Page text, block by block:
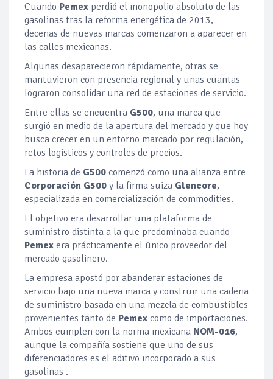
Cuando Pemex perdió el monopolio absoluto de las
gasolinas tras la reforma energética de 2013,
decenas de nuevas marcas comenzaron a aparecer en
las calles mexicanas.
Algunas desaparecieron rápidamente, otras se
mantuvieron con presencia regional y unas cuantas
lograron consolidar una red de estaciones de servicio.
Entre ellas se encuentra G500, una marca que
surgió en medio de la apertura del mercado y que hoy
busca crecer en un entorno marcado por regulación,
retos logísticos y controles de precios.
La historia de G500 comenzó como una alianza entre
Corporación G500 y la firma suiza Glencore,
especializada en comercialización de commodities.
El objetivo era desarrollar una plataforma de
suministro distinta a la que predominaba cuando
Pemex era prácticamente el único proveedor del
mercado gasolinero.
La empresa apostó por abanderar estaciones de
servicio bajo una nueva marca y construir una cadena
de suministro basada en una mezcla de combustibles
provenientes tanto de Pemex como de importaciones.
Ambos cumplen con la norma mexicana NOM-016,
aunque la compañía sostiene que uno de sus
diferenciadores es el aditivo incorporado a sus
gasolinas .